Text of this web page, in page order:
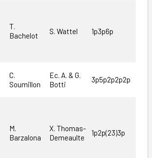
T.
Bachelot
S. Wattel 1p3p6p
C.
Soumillon
Ec. A. & G.
Botti
3p5p2p2p2p
M.
Barzalona
X. Thomas-
Demeaulte
1p2p(23)3p